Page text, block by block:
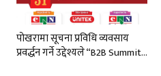
पोखरामा सूचना प्रविधि व्यवसाय
प्रवर्द्धन गर्ने उद्देश्यले “B2B Summit…